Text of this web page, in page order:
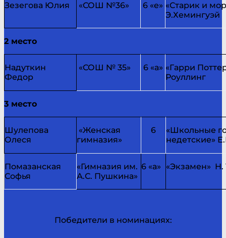
Зезегова Юлия «СОШ №36» 6 «е» «Старик и
Э.Хемингуэй
2 место
Надуткин
Федор
«СОШ № 35» 6 «а» «Гарри
Роуллинг
3 место
Шулепова
Олеся
«Женская
гимназия»
6
«Школьные
недетские»
Помазанская
Софья
«Гимназия им.
А.С. Пушкина»
6 «а» «Экзамен»
Победители в номинациях: